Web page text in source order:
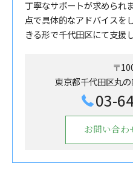
丁寧なサポートが求められ
点で具体的なアドバイスを
きる形で千代田区にて支援
〒
東京都千代田区丸
03-
お問い合わ